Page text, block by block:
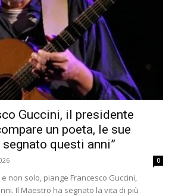
Guccini, il presidente
un poeta, le sue
questi anni”
0
non solo, piange Francesco Guccini,
Il Maestro ha segnato la vita di più